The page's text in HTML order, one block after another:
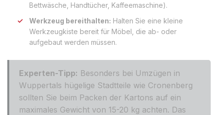
Bettwäsche, Handtücher, Kaffeemaschine).
Werkzeug bereithalten: Halten Sie eine kleine
Werkzeugkiste bereit für Möbel, die ab- oder
aufgebaut werden müssen.
Experten-Tipp: Besonders bei Umzügen in
Wuppertals hügelige Stadtteile wie Cronenberg
sollten Sie beim Packen der Kartons auf ein
maximales Gewicht von 15-20 kg achten. Das